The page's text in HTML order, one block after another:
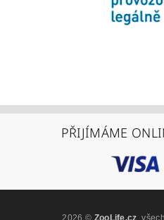
PŘIJÍMÁME